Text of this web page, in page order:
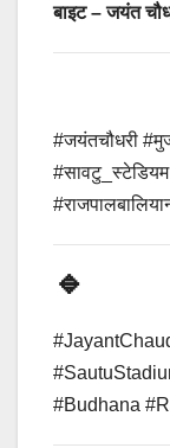
बाइट – जयंत
#जयंतचौधरी
🔹
#Budhana